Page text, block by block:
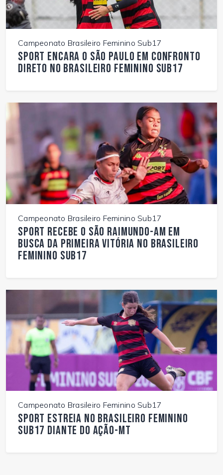
Campeonato Brasileiro Feminino Sub17
Sport encara o São Paulo em confronto
direto no Brasileiro Feminino Sub17
Campeonato Brasileiro Feminino Sub17
Sport recebe o São Raimundo-AM em
busca da primeira vitória no Brasileiro
Feminino Sub17
Campeonato Brasileiro Feminino Sub17
Sport estreia no Brasileiro Feminino
Sub17 diante do Ação-MT